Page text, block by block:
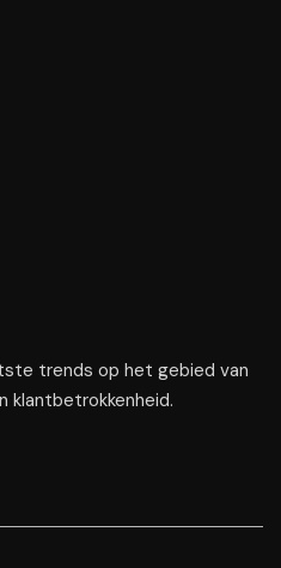
trends op het gebied van
klantbetrokkenheid.